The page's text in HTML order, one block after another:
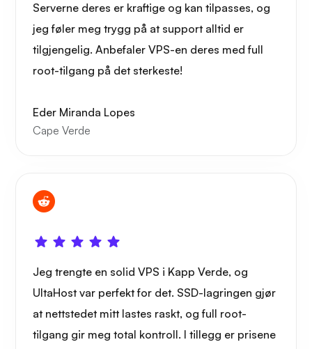
Serverne deres er kraftige og kan tilpasses, og
jeg føler meg trygg på at support alltid er
tilgjengelig. Anbefaler VPS-en deres med full
root-tilgang på det sterkeste!
Eder Miranda Lopes
Cape Verde
Jeg trengte en solid VPS i Kapp Verde, og
UltaHost var perfekt for det. SSD-lagringen gjør
at nettstedet mitt lastes raskt, og full root-
tilgang gir meg total kontroll. I tillegg er prisene